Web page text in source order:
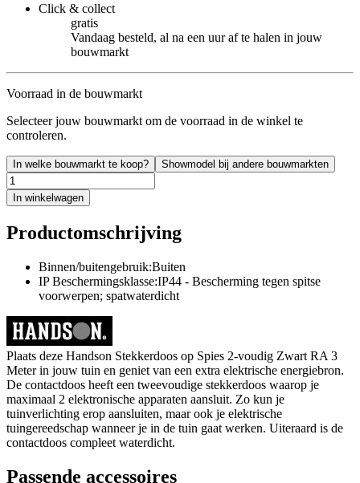
Click & collect
gratis
Vandaag besteld, al na een uur af te halen in jouw
bouwmarkt
Voorraad in de bouwmarkt
Selecteer jouw bouwmarkt om de voorraad in de winkel te
controleren.
In welke bouwmarkt te koop? Showmodel bij andere bouwmarkten
In winkelwagen
Productomschrijving
Binnen/buitengebruik:Buiten
IP Beschermingsklasse:IP44 - Bescherming tegen spitse
voorwerpen; spatwaterdicht
Plaats deze Handson Stekkerdoos op Spies 2-voudig Zwart RA 3
Meter in jouw tuin en geniet van een extra elektrische energiebron.
De contactdoos heeft een tweevoudige stekkerdoos waarop je
maximaal 2 elektronische apparaten aansluit. Zo kun je
tuinverlichting erop aansluiten, maar ook je elektrische
tuingereedschap wanneer je in de tuin gaat werken. Uiteraard is de
contactdoos compleet waterdicht.
Passende accessoires